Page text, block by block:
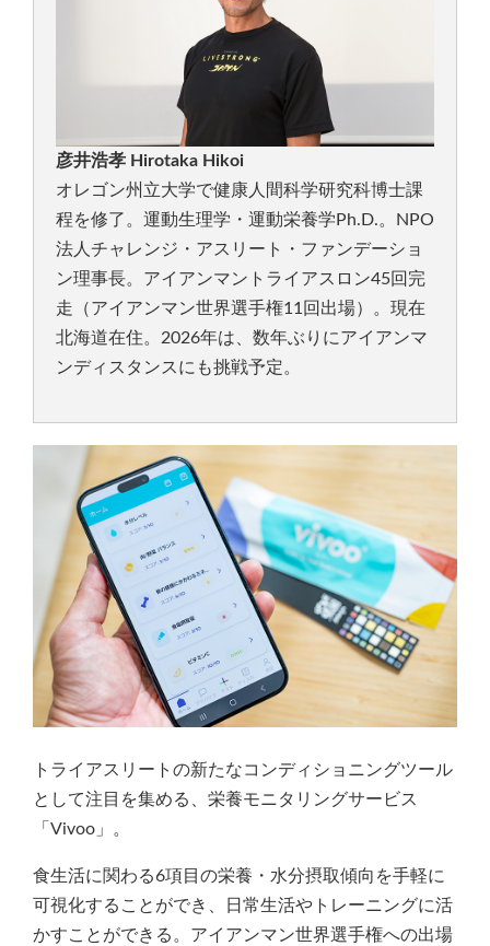
彦井浩孝 Hirotaka Hikoi
オレゴン州立大学で健康人間科学研究科博士課
程を修了。運動生理学・運動栄養学Ph.D.。NPO
法人チャレンジ・アスリート・ファンデーショ
ン理事長。アイアンマントライアスロン45回完
走（アイアンマン世界選手権11回出場）。現在
北海道在住。2026年は、数年ぶりにアイアンマ
ンディスタンスにも挑戦予定。
トライアスリートの新たなコンディショニングツール
として注目を集める、栄養モニタリングサービス
「Vivoo」。
食生活に関わる6項目の栄養・水分摂取傾向を手軽に
可視化することができ、日常生活やトレーニングに活
かすことができる。アイアンマン世界選手権への出場